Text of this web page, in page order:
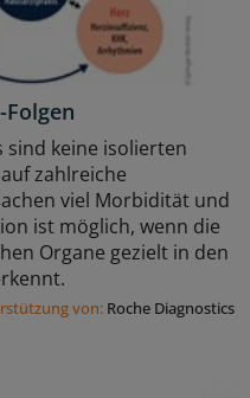
sind keine isolierten
zahlreiche
viel Morbidität und
ist möglich, wenn die
Organe gezielt in den
von: Roche Diagnostics